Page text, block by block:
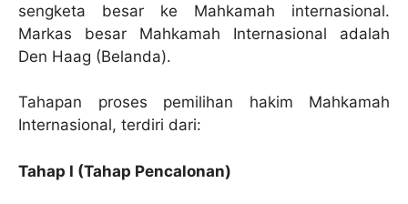
sengketa besar ke Mahkamah internasional.
Markas besar Mahkamah Internasional adalah
Den Haag (Belanda).
Tahapan proses pemilihan hakim Mahkamah
Internasional, terdiri dari:
Tahap I (Tahap Pencalonan)